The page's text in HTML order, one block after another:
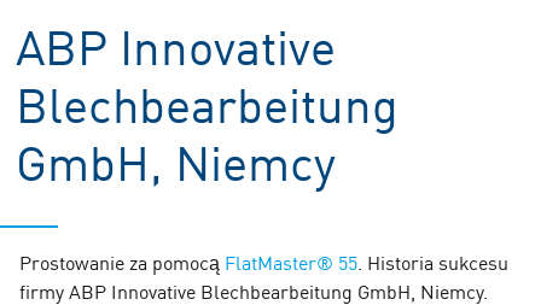
ABP Innovative
Blechbearbeitung
GmbH, Niemcy
Prostowanie za pomocą FlatMaster® 55 . Historia sukcesu
firmy ABP Innovative Blechbearbeitung GmbH, Niemcy.